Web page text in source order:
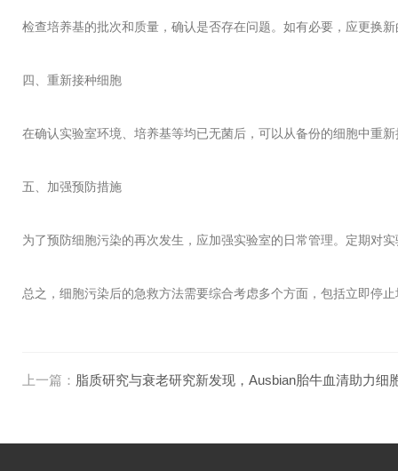
检查培养基的批次和质量，确认是否存在问题。如有必要，应更换
四、重新接种细胞
在确认实验室环境、培养基等均已无菌后，可以从备份的细胞中重
五、加强预防措施
为了预防细胞污染的再次发生，应加强实验室的日常管理。定期对
总之，细胞污染后的急救方法需要综合考虑多个方面，包括立即停
上一篇： 脂质研究与衰老研究新发现，Ausbian胎牛血清助力细